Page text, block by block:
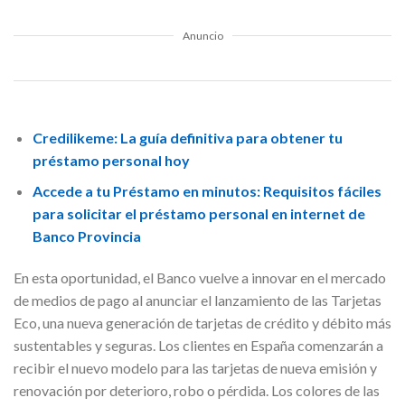
Anuncio
Credilikeme: La guía definitiva para obtener tu
préstamo personal hoy
Accede a tu Préstamo en minutos: Requisitos fáciles
para solicitar el préstamo personal en internet de
Banco Provincia
En esta oportunidad, el Banco vuelve a innovar en el mercado
de medios de pago al anunciar el lanzamiento de las Tarjetas
Eco, una nueva generación de tarjetas de crédito y débito más
sustentables y seguras. Los clientes en España comenzarán a
recibir el nuevo modelo para las tarjetas de nueva emisión y
renovación por deterioro, robo o pérdida. Los colores de las